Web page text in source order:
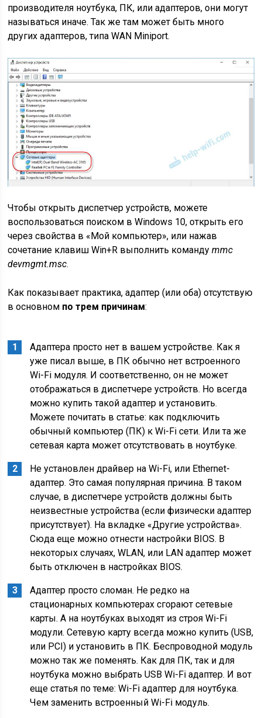
производителя ноутбука, ПК, или адаптеров, они могут
называться иначе. Так же там может быть много
других адаптеров, типа WAN Miniport.
Чтобы открыть диспетчер устройств, можете
воспользоваться поиском в Windows 10, открыть его
через свойства в «Мой компьютер», или нажав
сочетание клавиш Win+R выполнить командуmmc
devmgmt.msc.
Как показывает практика, адаптер(или оба) отсутствую
в основном по трем причинам:
Адаптера просто нет в вашем устройстве. Как я
уже писал выше, в ПК обычно нет встроенного
Wi-Fi модуля. И соответственно, он не может
отображаться в диспетчере устройств. Но всегда
можно купить такой адаптер и установить.
Можете почитать в статье: как подключить
обычный компьютер (ПК) к Wi-Fi сети. Или та же
сетевая карта может отсутствовать в ноутбуке.
Не установлен драйвер на Wi-Fi, или Ethernet-
адаптер. Это самая популярная причина. В таком
случае, в диспетчере устройств должны быть
неизвестные устройства(если физически адаптер
присутствует). На вкладке «Другие устройства».
Сюда еще можно отнести настройки BIOS. В
некоторых случаях, WLAN, или LAN адаптер может
быть отключен в настройках BIOS.
Адаптер просто сломан. Не редко на
стационарных компьютерах сгорают сетевые
карты. А на ноутбуках выходят из строя Wi-Fi
модули. Сетевую карту всегда можно купить(USB,
или PCI) и установить в ПК. Беспроводной модуль
можно так же поменять. Как для ПК, так и для
ноутбука можно выбрать USB Wi-Fi адаптер. И вот
еще статья по теме: Wi-Fi адаптер для ноутбука.
Чем заменить встроенный Wi-Fi модуль.